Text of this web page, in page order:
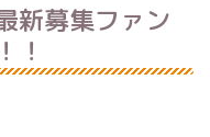
募集ファン
！